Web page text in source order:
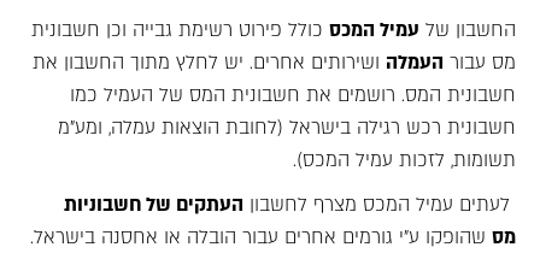
החשבון של עמיל המכס כולל פירוט רשימת גבייה וכן חשבונית
מס עבור העמלה ושירותים אחרים. יש לחלץ מתוך החשבון את
חשבונית המס. רושמים את חשבונית המס של העמיל כמו
חשבונית רכש רגילה בישראל (לחובת הוצאות עמלה, ומע"מ
תשומות, לזכות עמיל המכס).
לעתים עמיל המכס מצרף לחשבון העתקים של חשבוניות
מס שהופקו ע"י גורמים אחרים עבור הובלה או אחסנה בישראל.